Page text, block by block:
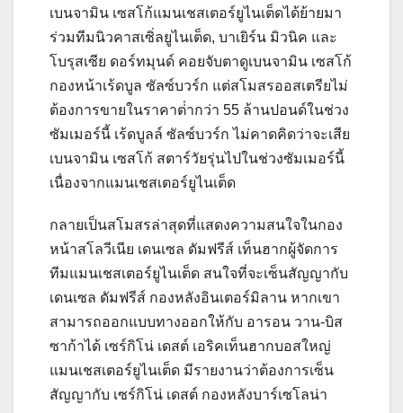
เบนจามิน เซสโก้แมนเชสเตอร์ยูไนเต็ดได้ย้ายมา
ร่วมทีมนิวคาสเซิ่ลยูไนเต็ด, บาเยิร์น มิวนิค และ
โบรุสเซีย ดอร์ทมุนด์ คอยจับตาดูเบนจามิน เซสโก้
กองหน้าเร้ดบูล ซัลซ์บวร์ก แต่สโมสรออสเตรียไม่
ต้องการขายในราคาต่ํากว่า 55 ล้านปอนด์ในช่วง
ซัมเมอร์นี้ เร้ดบูลล์ ซัลซ์บวร์ก ไม่คาดคิดว่าจะเสีย
เบนจามิน เซสโก้ สตาร์วัยรุ่นไปในช่วงซัมเมอร์นี้
เนื่องจากแมนเชสเตอร์ยูไนเต็ด
กลายเป็นสโมสรล่าสุดที่แสดงความสนใจในกอง
หน้าสโลวีเนีย เดนเซล ดัมฟรีส์ เท็นฮากผู้จัดการ
ทีมแมนเชสเตอร์ยูไนเต็ด สนใจที่จะเซ็นสัญญากับ
เดนเซล ดัมฟรีส์ กองหลังอินเตอร์มิลาน หากเขา
สามารถออกแบบทางออกให้กับ อารอน วาน-บิส
ซาก้าได้ เซร์กิโน่ เดสต์ เอริคเท็นฮากบอสใหญ่
แมนเชสเตอร์ยูไนเต็ด มีรายงานว่าต้องการเซ็น
สัญญากับ เซร์กิโน่ เดสต์ กองหลังบาร์เซโลน่า